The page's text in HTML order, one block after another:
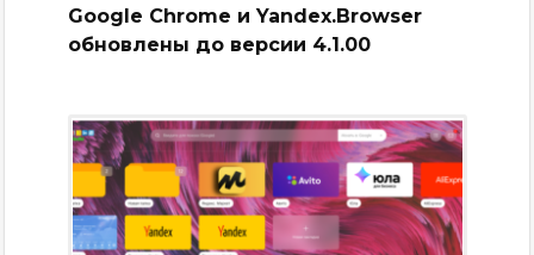
Google Chrome и Yandex.Browser
обновлены до версии 4.1.00